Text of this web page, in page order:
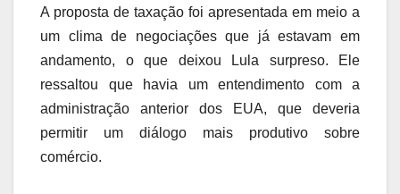
A proposta de taxação foi apresentada em meio a
um clima de negociações que já estavam em
andamento, o que deixou Lula surpreso. Ele
ressaltou que havia um entendimento com a
administração anterior dos EUA, que deveria
permitir um diálogo mais produtivo sobre
comércio.